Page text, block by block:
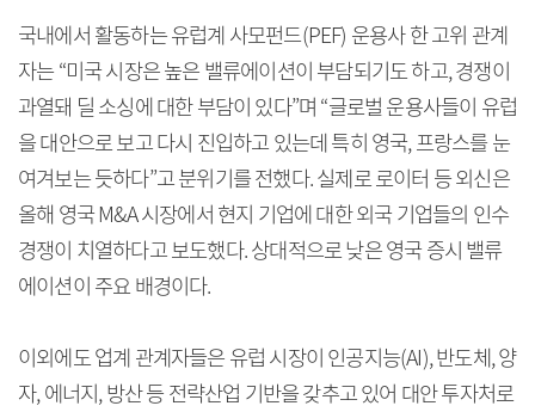
국내에서 활동하는 유럽계 사모펀드(PEF) 운용사 한 고위 관계
자는 “미국 시장은 높은 밸류에이션이 부담되기도 하고, 경쟁이
과열돼 딜 소싱에 대한 부담이 있다”며 “글로벌 운용사들이 유럽
을 대안으로 보고 다시 진입하고 있는데 특히 영국, 프랑스를 눈
여겨보는 듯하다”고 분위기를 전했다. 실제로 로이터 등 외신은
올해 영국 M&A 시장에서 현지 기업에 대한 외국 기업들의 인수
경쟁이 치열하다고 보도했다. 상대적으로 낮은 영국 증시 밸류
에이션이 주요 배경이다.
이외에도 업계 관계자들은 유럽 시장이 인공지능(AI), 반도체, 양
자, 에너지, 방산 등 전략산업 기반을 갖추고 있어 대안 투자처로